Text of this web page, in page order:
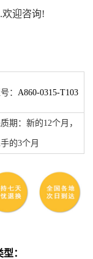
欢迎咨询!
： A860-0315-T103
期：新的12个月，
的3个月
：